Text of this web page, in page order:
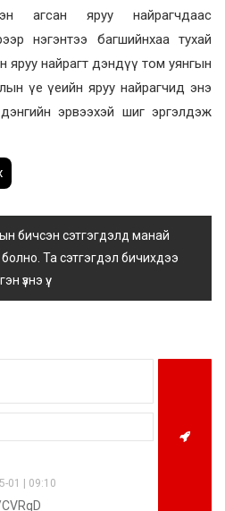
агсан яруу найрагчдаас
нэгэнтээ багшийнхаа тухай
яруу найрагт дэндүү том уянгын
үе үеийн яруу найрагчид энэ
эрвээхэй шиг эргэлдэж
бичсэн сэтгэгдэлд манай
болно. Та сэтгэгдэл бичихдээ
үзнэ үү.
01 | 09:10